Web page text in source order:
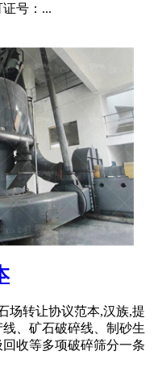
号：...
场转让协议范本,汉族,提
、矿石破碎线、制砂生
收等多项破碎筛分一条